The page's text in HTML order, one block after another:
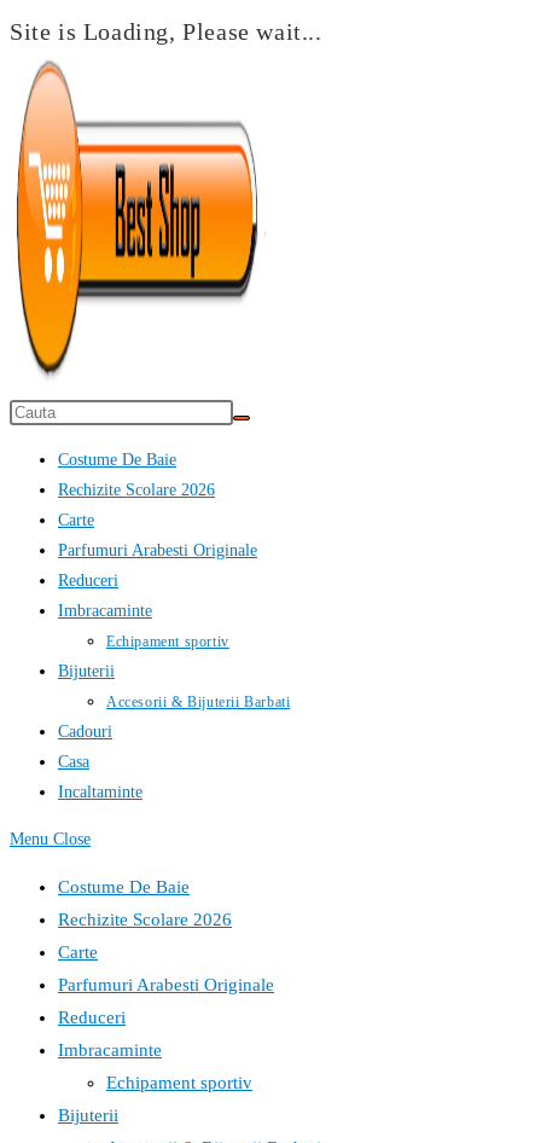
Site is Loading, Please wait...
Skip
content
Costume De Baie
Rechizite Scolare 2026
Carte
Parfumuri Arabesti Originale
Reduceri
Imbracaminte
Echipament sportiv
Bijuterii
Accesorii & Bijuterii Barbati
Cadouri
Casa
Incaltaminte
Menu Close
Costume De Baie
Rechizite Scolare 2026
Carte
Parfumuri Arabesti Originale
Reduceri
Imbracaminte
Echipament sportiv
Bijuterii